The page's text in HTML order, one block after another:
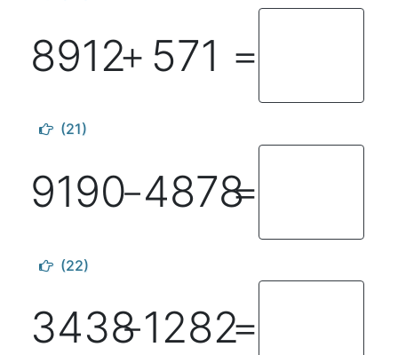
8912＋ 571 ＝
(21)
9190－4878
＝
(22)
3438
－1282＝